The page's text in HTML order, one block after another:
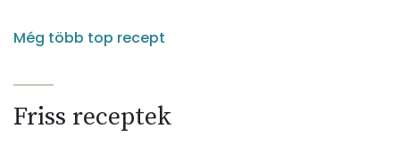
Még több top recept
Friss receptek